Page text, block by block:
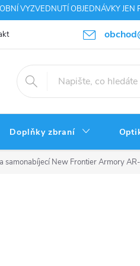
VYZVEDNUTÍ OBJEDNÁVKY JEN
Napište
Doplňky zbraní
samonabíjecí New Frontier Armory